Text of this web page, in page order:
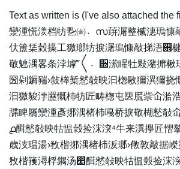
Text as written is (I've also attached the
灓湩⁥慌湵档牥㐠㈮〮സ䔊潳整楲⁣潓瑦慷
㐲簠栠瑴㩰⼯獥瑯牥捩潳瑦慷敲挮浯਍
圀剁䥎䝎›敍桳椠慭敧映汩⁥楤敭獮潩獮挠
汩獥䝜浡䍥慨杮牥匠畴楤屯㔱䐠祡屳湁
䑜睥屩灓湩彥捓湡楮杮嘠桥捩敬楜慭敧
൧䤊慭敧映牯愠瑴捡浨湥⁴牛来潩㩮匠慴
歳汥瑥湯›敄楷捓湡楮杮‬汳瑯›敒敦敲据
敄楷䉟潯桴䥟汤൥䤊慭敧映牯愠瑴捡浨